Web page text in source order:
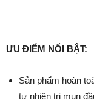
ƯU ĐIỂM NỔI BẬT:
Sản phẩm hoàn
tự nhiên trị mụn